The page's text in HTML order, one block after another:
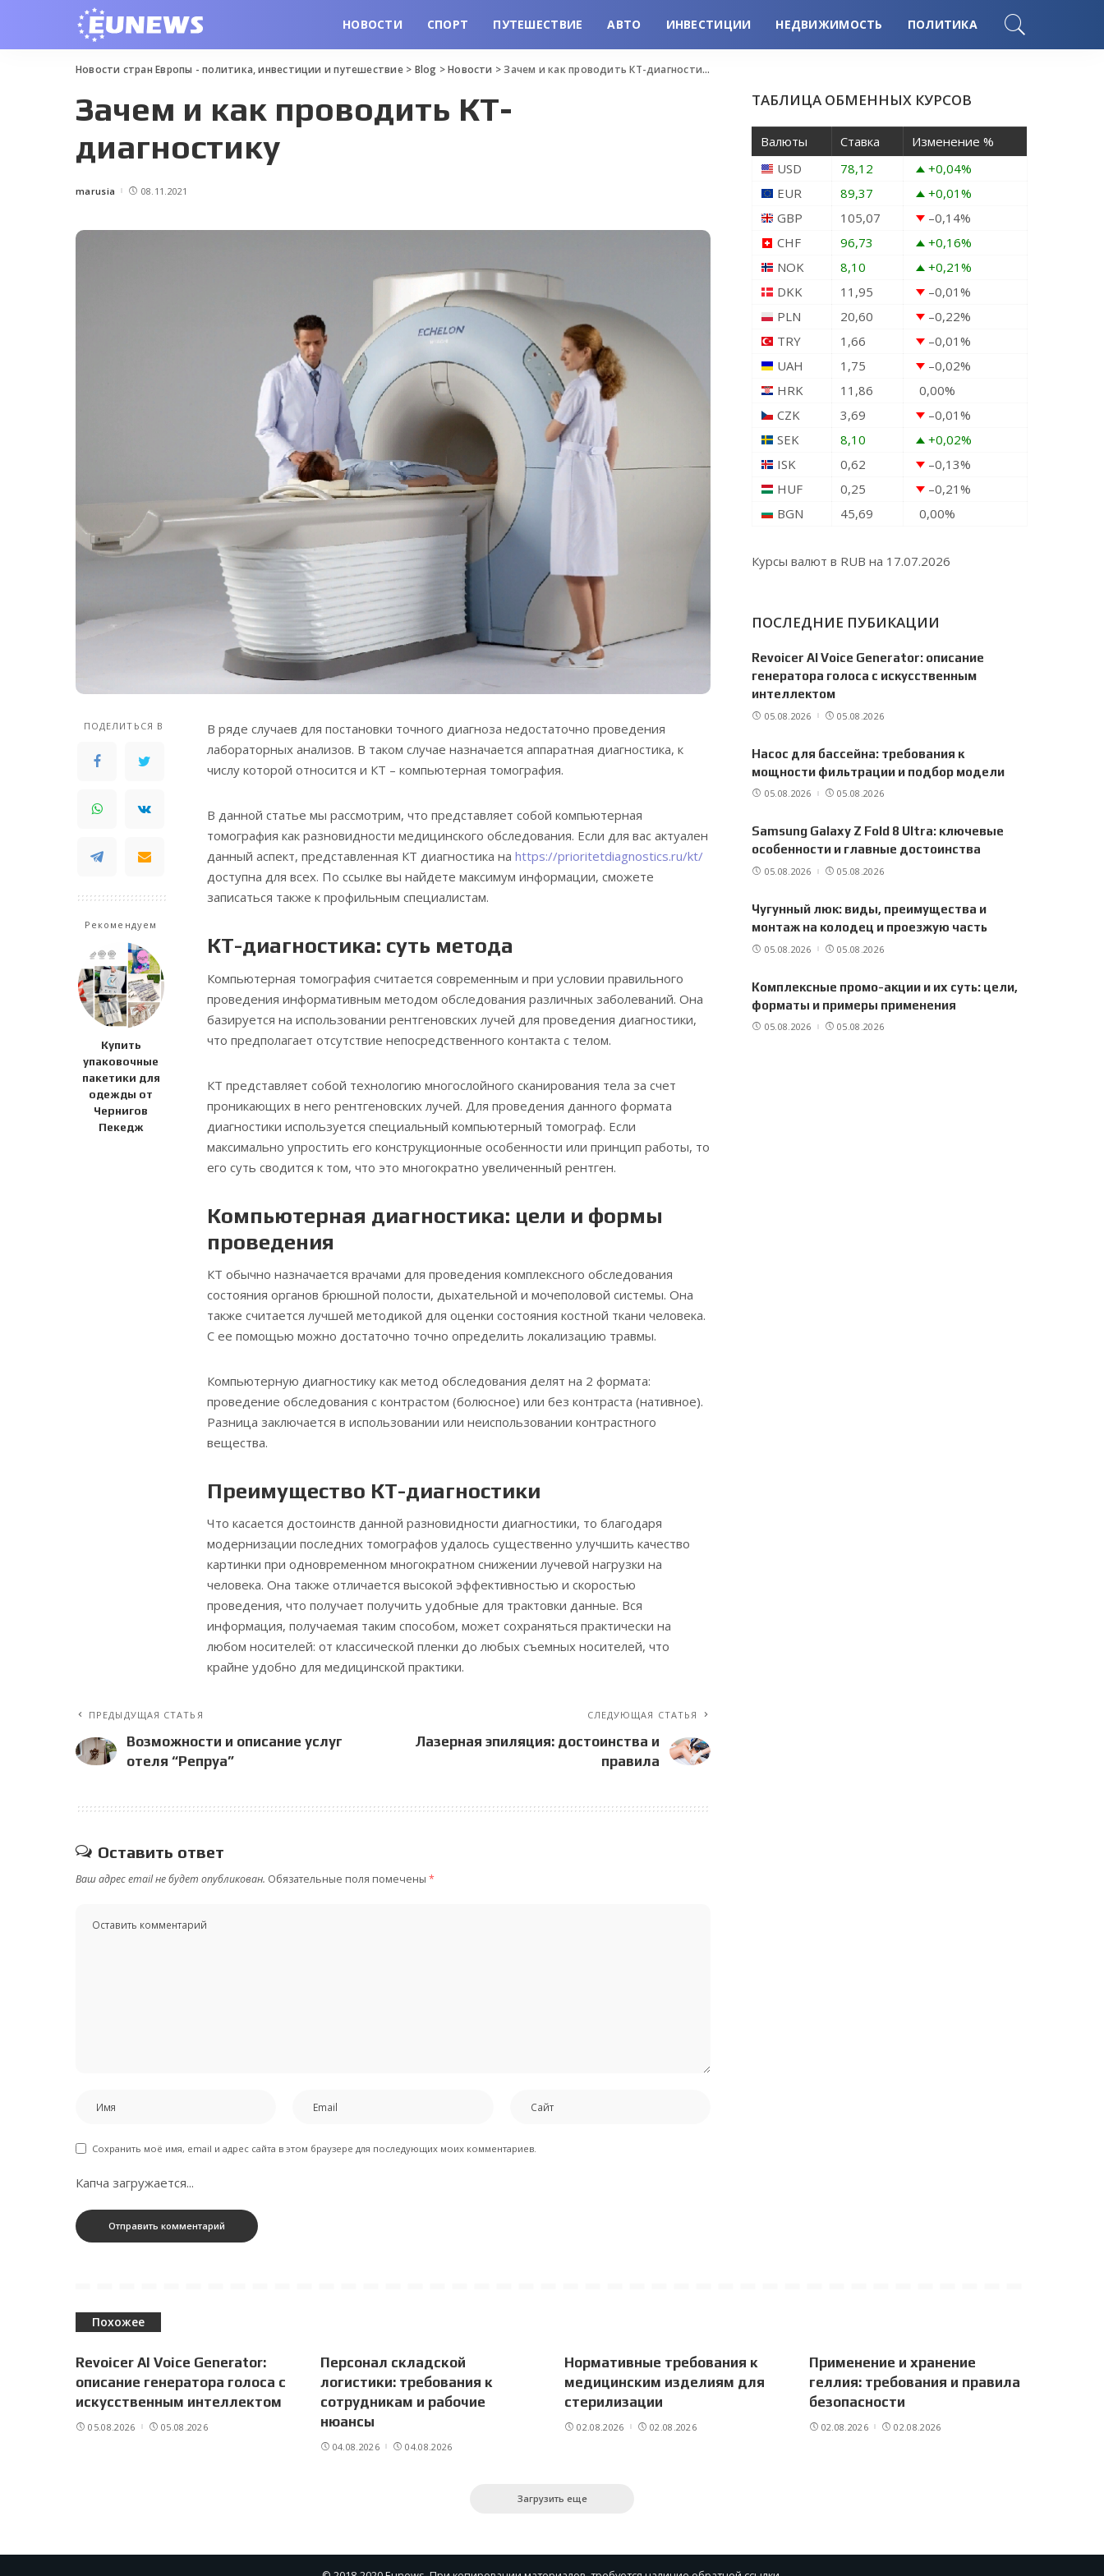
НОВОСТИ СПОРТ ПУТЕШЕСТВИЕ АВТО ИНВЕСТИЦИИ НЕДВИЖИМОСТЬ ПОЛИТИКА
Новости стран Европы - политика, инвестиции и путешествие> Blog >Новости >Зачем и как проводить КТ-диагностику
Зачем и как проводить КТ-
диагностику
Posted
marusia 08.11.2021
ПОДЕЛИТЬСЯ В
Рекомендуем
Купить
упаковочные
пакетики для
одежды от
Чернигов
Пекедж
В ряде случаев для постановки точного диагноза недостаточно проведения
лабораторных анализов. В таком случае назначается аппаратная диагностика, к
числу которой относится и КТ – компьютерная томография.
В данной статье мы рассмотрим, что представляет собой компьютерная
томография как разновидности медицинского обследования. Если для вас актуален
данный аспект, представленная КТ диагностика на https://prioritetdiagnostics.ru/kt/
доступна для всех. По ссылке вы найдете максимум информации, сможете
записаться также к профильным специалистам.
КТ-диагностика: суть метода
Компьютерная томография считается современным и при условии правильного
проведения информативным методом обследования различных заболеваний. Она
базируется на использовании рентгеновских лучей для проведения диагностики,
что предполагает отсутствие непосредственного контакта с телом.
КТ представляет собой технологию многослойного сканирования тела за счет
проникающих в него рентгеновских лучей. Для проведения данного формата
диагностики используется специальный компьютерный томограф. Если
максимально упростить его конструкционные особенности или принцип работы, то
его суть сводится к том, что это многократно увеличенный рентген.
Компьютерная диагностика: цели и формы
проведения
КТ обычно назначается врачами для проведения комплексного обследования
состояния органов брюшной полости, дыхательной и мочеполовой системы. Она
также считается лучшей методикой для оценки состояния костной ткани человека.
С ее помощью можно достаточно точно определить локализацию травмы.
Компьютерную диагностику как метод обследования делят на 2 формата:
проведение обследования с контрастом (болюсное) или без контраста (нативное).
Разница заключается в использовании или неиспользовании контрастного
вещества.
Преимущество КТ-диагностики
Что касается достоинств данной разновидности диагностики, то благодаря
модернизации последних томографов удалось существенно улучшить качество
картинки при одновременном многократном снижении лучевой нагрузки на
человека. Она также отличается высокой эффективностью и скоростью
проведения, что получает получить удобные для трактовки данные. Вся
информация, получаемая таким способом, может сохраняться практически на
любом носителей: от классической пленки до любых съемных носителей, что
крайне удобно для медицинской практики.
ПРЕДЫДУЩАЯ СТАТЬЯ
Возможности и описание услуг
отеля “Репруа”
СЛЕДУЮЩАЯ СТАТЬЯ
Лазерная эпиляция: достоинства и
правила
Оставить ответ
Ваш адрес email не будет опубликован. Обязательные поля помечены *
Сохранить моё имя, email и адрес сайта в этом браузере для последующих моих комментариев.
Капча загружается...
ТАБЛИЦА ОБМЕННЫХ КУРСОВ
Валюты Ставка
Изменение %
USD
78,12 +0,04%
EUR
89,37 +0,01%
GBP
105,07 –0,14%
CHF
96,73 +0,16%
NOK
8,10 +0,21%
DKK
11,95 –0,01%
PLN
20,60 –0,22%
TRY
1,66 –0,01%
UAH
1,75 –0,02%
HRK
11,86 0,00%
CZK
3,69 –0,01%
SEK
8,10 +0,02%
ISK
0,62 –0,13%
HUF
0,25 –0,21%
BGN
45,69 0,00%
Курсы валют в RUB на 17.07.2026
ПОСЛЕДНИЕ ПУБИКАЦИИ
Revoicer AI Voice Generator: описание
генератора голоса с искусственным
интеллектом
05.08.2026 05.08.2026
Насос для бассейна: требования к
мощности фильтрации и подбор модели
05.08.2026 05.08.2026
Samsung Galaxy Z Fold 8 Ultra: ключевые
особенности и главные достоинства
05.08.2026 05.08.2026
Чугунный люк: виды, преимущества и
монтаж на колодец и проезжую часть
05.08.2026 05.08.2026
Комплексные промо-акции и их суть: цели,
форматы и примеры применения
05.08.2026 05.08.2026
Похожее
Revoicer AI Voice Generator:
описание генератора голоса с
искусственным интеллектом
05.08.2026 05.08.2026
Персонал складской
логистики: требования к
сотрудникам и рабочие
нюансы
04.08.2026 04.08.2026
Нормативные требования к
медицинским изделиям для
стерилизации
02.08.2026 02.08.2026
Применение и хранение
геллия: требования и правила
безопасности
02.08.2026 02.08.2026
Загрузить еще